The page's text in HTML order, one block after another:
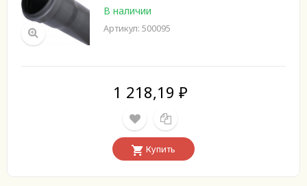
В наличии
Артикул: 500095
1 218,19 ₽
Купить